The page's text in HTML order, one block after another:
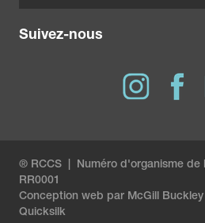
Suivez-nous
® RCCS | Numéro d'organisme de
RR0001
Conception web par McGill Buckley
Quicksilk